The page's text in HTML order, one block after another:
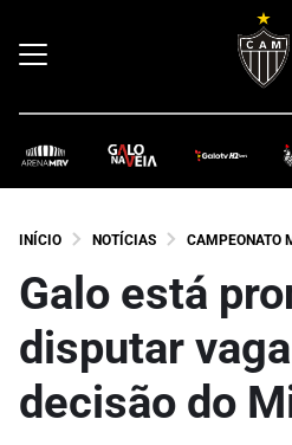
INÍCIO NOTÍCIAS CAMPEONATO
Galo está
disputar
decisão do